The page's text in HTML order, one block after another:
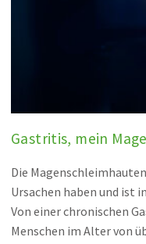
Gastritis, mein
Die
Ursachen haben und ist
Von einer chronischen
Menschen im Alter von